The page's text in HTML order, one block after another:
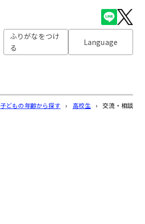
ふりがなをつけ
る
Language
子どもの年齢から探す › 高校生 › 交流・相談